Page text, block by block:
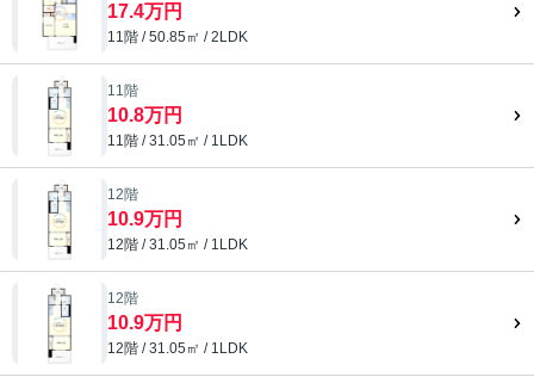
17.4万円
11階 / 50.85㎡ / 2LDK
11階
10.8万円
11階 / 31.05㎡ / 1LDK
12階
10.9万円
12階 / 31.05㎡ / 1LDK
12階
10.9万円
12階 / 31.05㎡ / 1LDK